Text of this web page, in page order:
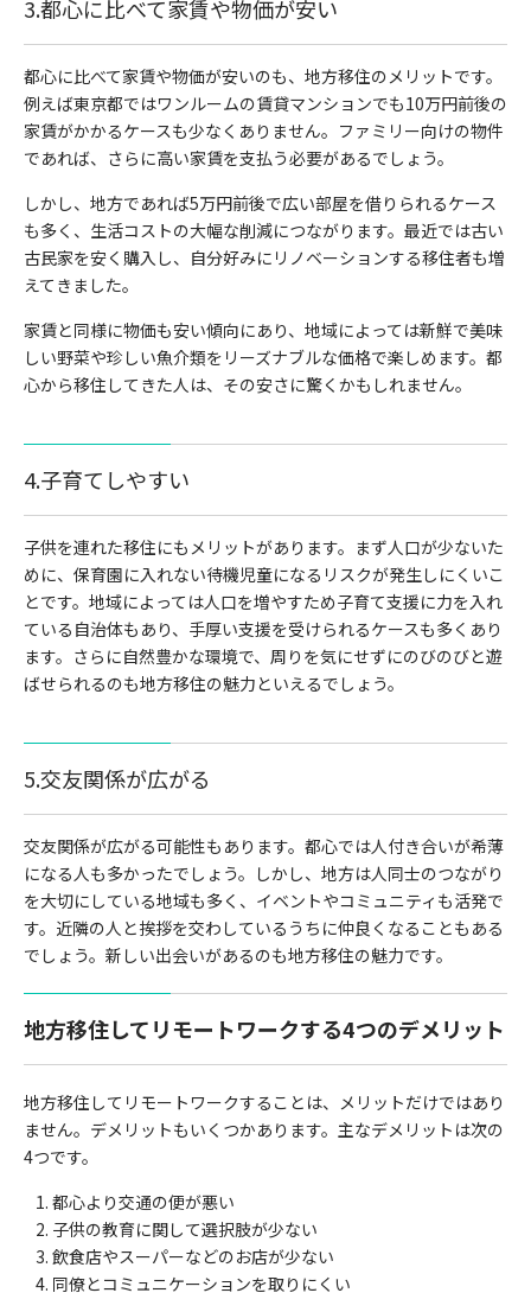
3.都心に比べて家賃や物価が安い
都心に比べて家賃や物価が安いのも、地方移住のメリットです。
例えば東京都ではワンルームの賃貸マンションでも10万円前後の
家賃がかかるケースも少なくありません。ファミリー向けの物件
であれば、さらに高い家賃を支払う必要があるでしょう。
しかし、地方であれば5万円前後で広い部屋を借りられるケース
も多く、生活コストの大幅な削減につながります。最近では古い
古民家を安く購入し、自分好みにリノベーションする移住者も増
えてきました。
家賃と同様に物価も安い傾向にあり、地域によっては新鮮で美味
しい野菜や珍しい魚介類をリーズナブルな価格で楽しめます。都
心から移住してきた人は、その安さに驚くかもしれません。
4.子育てしやすい
子供を連れた移住にもメリットがあります。まず人口が少ないた
めに、保育園に入れない待機児童になるリスクが発生しにくいこ
とです。地域によっては人口を増やすため子育て支援に力を入れ
ている自治体もあり、手厚い支援を受けられるケースも多くあり
ます。さらに自然豊かな環境で、周りを気にせずにのびのびと遊
ばせられるのも地方移住の魅力といえるでしょう。
5.交友関係が広がる
交友関係が広がる可能性もあります。都心では人付き合いが希薄
になる人も多かったでしょう。しかし、地方は人同士のつながり
を大切にしている地域も多く、イベントやコミュニティも活発で
す。近隣の人と挨拶を交わしているうちに仲良くなることもある
でしょう。新しい出会いがあるのも地方移住の魅力です。
地方移住してリモートワークする4つのデメリット
地方移住してリモートワークすることは、メリットだけではあり
ません。デメリットもいくつかあります。主なデメリットは次の
4つです。
都心より交通の便が悪い
子供の教育に関して選択肢が少ない
飲食店やスーパーなどのお店が少ない
同僚とコミュニケーションを取りにくい